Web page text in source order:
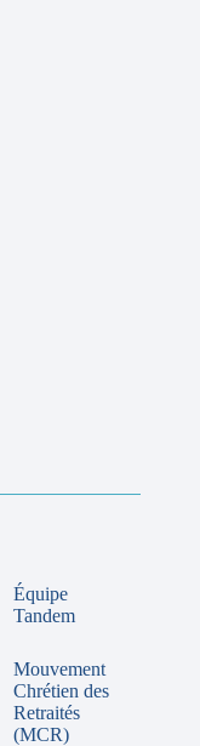
Équipe
Tandem
Mouvement
Chrétien des
Retraités
(MCR)